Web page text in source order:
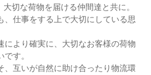
切な荷物を届ける仲間達と共に。
、仕事をする上で大切にしている思
により確実に、大切なお客様の荷物
す。
、互いが自然に助け合ったり物流環